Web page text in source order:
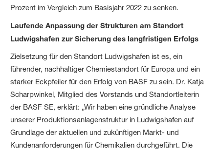
Prozent im Vergleich zum Basisjahr 2022 zu senken.
Laufende Anpassung der Strukturen am Standort
Ludwigshafen zur Sicherung des langfristigen Erfolgs
Zielsetzung für den Standort Ludwigshafen ist es, ein
führender, nachhaltiger Chemiestandort für Europa und ein
starker Eckpfeiler für den Erfolg von BASF zu sein. Dr. Katja
Scharpwinkel, Mitglied des Vorstands und Standortleiterin
der BASF SE, erklärt: „Wir haben eine gründliche Analyse
unserer Produktionsanlagenstruktur in Ludwigshafen auf
Grundlage der aktuellen und zukünftigen Markt- und
Kundenanforderungen für Chemikalien durchgeführt. Die